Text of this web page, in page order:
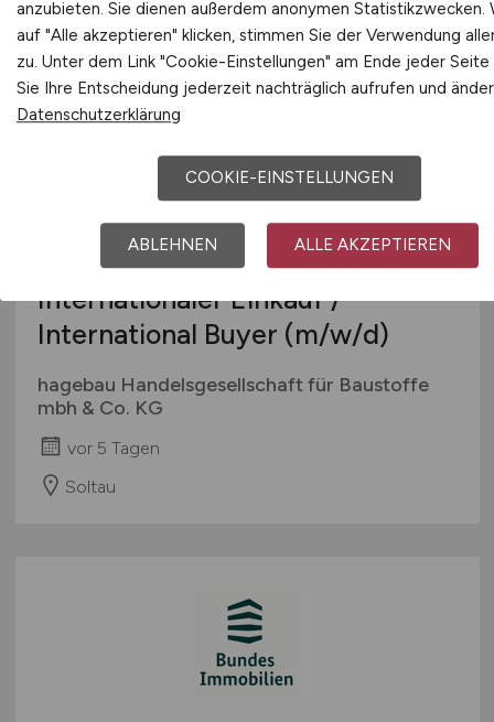
Unterlüß bei Celle
Einkäufer(m/w/d)
Internationaler Einkauf /
International Buyer (m/w/d)
hagebau Handelsgesellschaft für Baustoffe
mbh & Co. KG
vor 5 Tagen
Soltau
anzubieten. Sie dienen außerdem anonymen Statistikzwecken.
auf "Alle akzeptieren" klicken, stimmen Sie der Verwendung
zu. Unter dem Link "Cookie-Einstellungen" am Ende jeder Seite
Sie Ihre Entscheidung jederzeit nachträglich aufrufen und
Datenschutzerklärung
COOKIE-EINSTELLUNGEN
ABLEHNEN ALLE AKZEPTIEREN